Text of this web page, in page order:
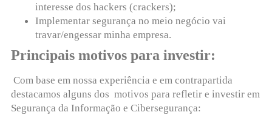
interesse dos hackers (crackers);
Implementar segurança no meio negócio vai
travar/engessar minha empresa.
Principais motivos para investir:
Com base em nossa experiência e em contrapartida
destacamos alguns dos motivos para refletir e investir em
Segurança da Informação e Cibersegurança: